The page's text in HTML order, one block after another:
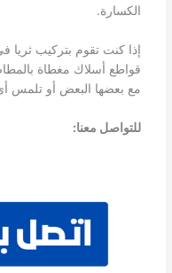
الكسارة.
إذا كنت تقوم بتركيب ثريا
قواطع أسلاك مغطاة
مع بعضها البعض أو تلمس
للتواصل معنا: